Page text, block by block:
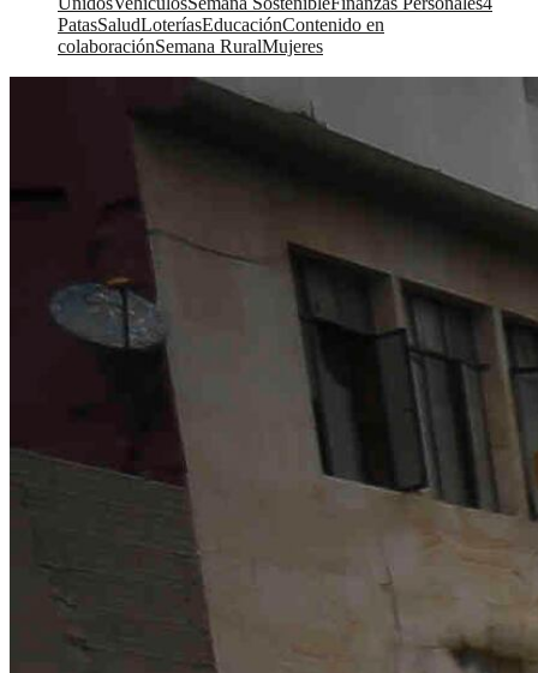
PatasSaludLoteríasEducaciónContenido en
colaboraciónSemana RuralMujeres